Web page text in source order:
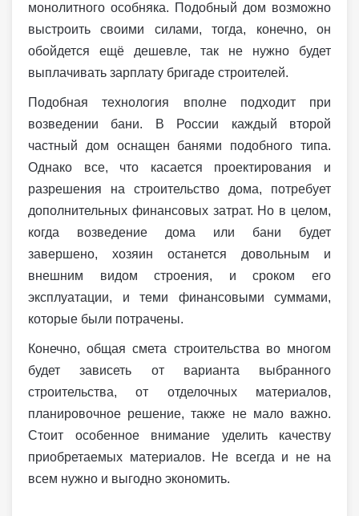
монолитного особняка. Подобный дом возможно
выстроить своими силами, тогда, конечно, он
обойдется ещё дешевле, так не нужно будет
выплачивать зарплату бригаде строителей.
Подобная технология вполне подходит при
возведении бани. В России каждый второй
частный дом оснащен банями подобного типа.
Однако все, что касается проектирования и
разрешения на строительство дома, потребует
дополнительных финансовых затрат. Но в целом,
когда возведение дома или бани будет
завершено, хозяин останется довольным и
внешним видом строения, и сроком его
эксплуатации, и теми финансовыми суммами,
которые были потрачены.
Конечно, общая смета строительства во многом
будет зависеть от варианта выбранного
строительства, от отделочных материалов,
планировочное решение, также не мало важно.
Стоит особенное внимание уделить качеству
приобретаемых материалов. Не всегда и не на
всем нужно и выгодно экономить.